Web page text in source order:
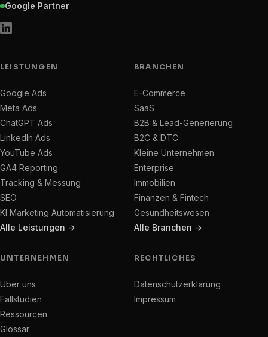
Google Partner
LEISTUNGEN
Google Ads
Meta Ads
ChatGPT Ads
LinkedIn Ads
YouTube Ads
GA4 Reporting
Tracking & Messung
SEO
KI Marketing Automatisierung
Alle Leistungen →
BRANCHEN
E-Commerce
SaaS
B2B & Lead-Generierung
B2C & DTC
Kleine Unternehmen
Enterprise
Immobilien
Finanzen & Fintech
Gesundheitswesen
Alle Branchen →
UNTERNEHMEN
Über uns
Fallstudien
Ressourcen
Glossar
RECHTLICHES
Datenschutzerklärung
Impressum